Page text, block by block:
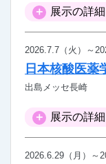
展示の詳細
2026.7.7（火）～
日本核酸医薬
出島メッセ長崎
展示の詳細
2026.6.29（月）～